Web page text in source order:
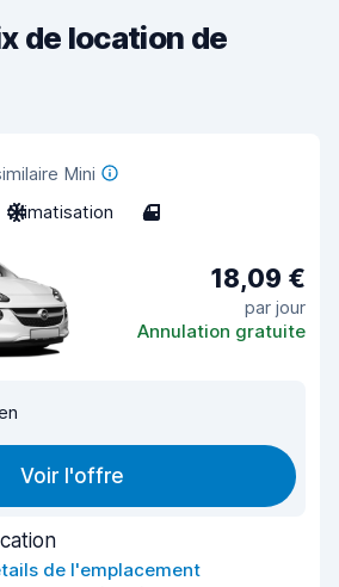
de location de
Mini
Climatisation 4
18,09 €
par jour
Annulation gratuite
Voir l'offre
de l'emplacement